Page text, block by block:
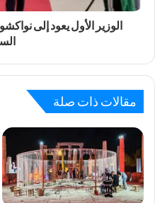
الوزير الأول يعود إلى
مقالات ذات صلة